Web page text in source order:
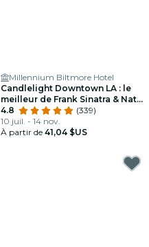
Millennium Biltmore Hotel
Candlelight Downtown LA : le
meilleur de Frank Sinatra & Nat
King Cole
4.8
(339)
10 juil. - 14 nov.
À partir de 41,04 $US